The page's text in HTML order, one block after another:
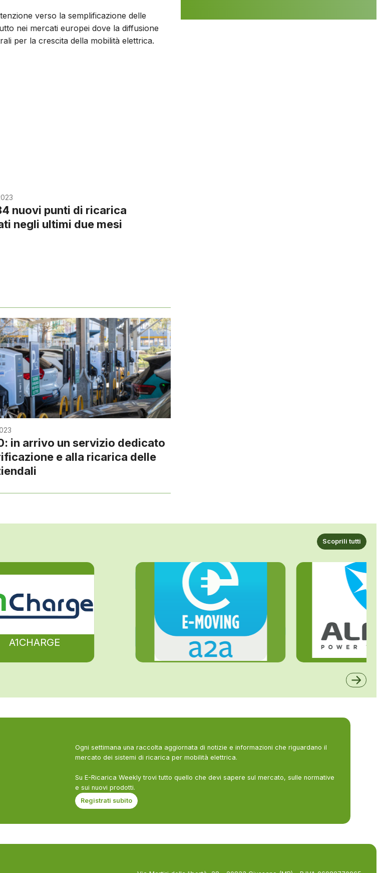
verso la semplificazione delle
nei mercati europei dove la diffusione
per la crescita della mobilità elettrica.
nuovi punti di ricarica
negli ultimi due mesi
in arrivo un servizio dedicato
e alla ricarica delle
Scoprili tutti
A1CHARGE
Ogni settimana una raccolta aggiornata di notizie e informazioni che riguardano il
mercato dei sistemi di ricarica per mobilità elettrica.
Su E-Ricarica Weekly trovi tutto quello che devi sapere sul mercato, sulle normative
e sui nuovi prodotti.
Registrati subito